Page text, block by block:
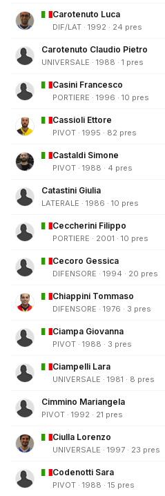
Carotenuto Luca
DIF/LAT · 1992 · 24 pres
Carotenuto Claudio Pietro
UNIVERSALE · 1988 · 1 pres
Casini Francesco
PORTIERE · 1996 · 10 pres
Cassioli Ettore
PIVOT · 1995 · 82 pres
Castaldi Simone
PIVOT · 1988 · 4 pres
Catastini Giulia
LATERALE · 1986 · 10 pres
Ceccherini Filippo
PORTIERE · 2001 · 10 pres
Cecoro Gessica
DIFENSORE · 1994 · 20 pres
Chiappini Tommaso
DIFENSORE · 1976 · 3 pres
Ciampa Giovanna
PIVOT · 1988 · 3 pres
Ciampelli Lara
UNIVERSALE · 1981 · 8 pres
Cimmino Mariangela
PIVOT · 1992 · 21 pres
Ciulla Lorenzo
UNIVERSALE · 1997 · 23 pres
Codenotti Sara
PIVOT · 1988 · 15 pres